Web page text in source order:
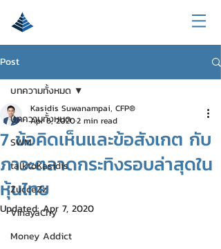
Post
บทความทั้งหมด
SWM
talktoKasidis
ZucceZz
VinayaChy
Money Addict
บทความทั้งหมด
7 ข้อคิดเห็นและข้อสังเกต กับ
ภาวะตลาดกระทิงรอบล่าสุดใน
หุ้นไทย
Kasidis Suwanampai, CFP®
Apr 6, 20202 min read
Updated:Apr 7, 2020